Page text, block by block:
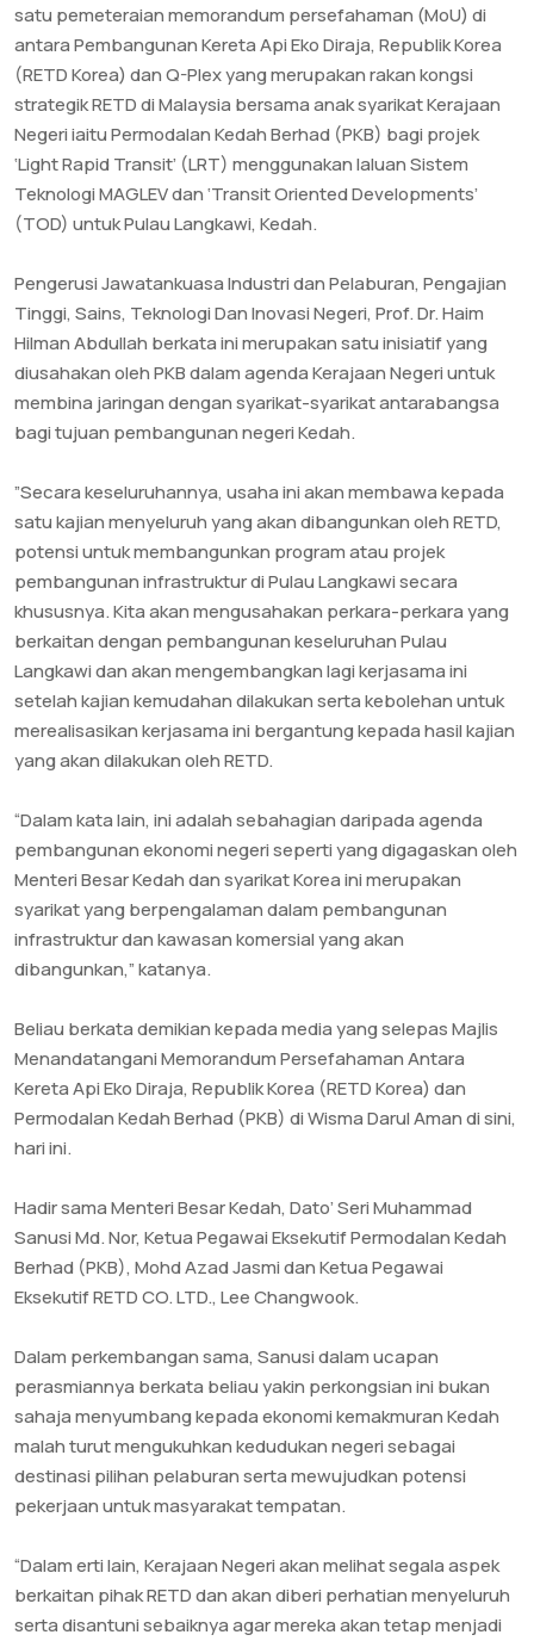
satu pemeteraian memorandum persefahaman (MoU) di
antara Pembangunan Kereta Api Eko Diraja, Republik Korea
(RETD Korea) dan Q-Plex yang merupakan rakan kongsi
strategik RETD di Malaysia bersama anak syarikat Kerajaan
Negeri iaitu Permodalan Kedah Berhad (PKB) bagi projek
‘Light Rapid Transit’ (LRT) menggunakan laluan Sistem
Teknologi MAGLEV dan ‘Transit Oriented Developments’
(TOD) untuk Pulau Langkawi, Kedah.
Pengerusi Jawatankuasa Industri dan Pelaburan, Pengajian
Tinggi, Sains, Teknologi Dan Inovasi Negeri, Prof. Dr. Haim
Hilman Abdullah berkata ini merupakan satu inisiatif yang
diusahakan oleh PKB dalam agenda Kerajaan Negeri untuk
membina jaringan dengan syarikat-syarikat antarabangsa
bagi tujuan pembangunan negeri Kedah.
”Secara keseluruhannya, usaha ini akan membawa kepada
satu kajian menyeluruh yang akan dibangunkan oleh RETD,
potensi untuk membangunkan program atau projek
pembangunan infrastruktur di Pulau Langkawi secara
khususnya. Kita akan mengusahakan perkara-perkara yang
berkaitan dengan pembangunan keseluruhan Pulau
Langkawi dan akan mengembangkan lagi kerjasama ini
setelah kajian kemudahan dilakukan serta kebolehan untuk
merealisasikan kerjasama ini bergantung kepada hasil kajian
yang akan dilakukan oleh RETD.
“Dalam kata lain, ini adalah sebahagian daripada agenda
pembangunan ekonomi negeri seperti yang digagaskan oleh
Menteri Besar Kedah dan syarikat Korea ini merupakan
syarikat yang berpengalaman dalam pembangunan
infrastruktur dan kawasan komersial yang akan
dibangunkan,” katanya.
Beliau berkata demikian kepada media yang selepas Majlis
Menandatangani Memorandum Persefahaman Antara
Kereta Api Eko Diraja, Republik Korea (RETD Korea) dan
Permodalan Kedah Berhad (PKB) di Wisma Darul Aman di sini,
hari ini.
Hadir sama Menteri Besar Kedah, Dato’ Seri Muhammad
Sanusi Md. Nor, Ketua Pegawai Eksekutif Permodalan Kedah
Berhad (PKB), Mohd Azad Jasmi dan Ketua Pegawai
Eksekutif RETD CO. LTD., Lee Changwook.
Dalam perkembangan sama, Sanusi dalam ucapan
perasmiannya berkata beliau yakin perkongsian ini bukan
sahaja menyumbang kepada ekonomi kemakmuran Kedah
malah turut mengukuhkan kedudukan negeri sebagai
destinasi pilihan pelaburan serta mewujudkan potensi
pekerjaan untuk masyarakat tempatan.
“Dalam erti lain, Kerajaan Negeri akan melihat segala aspek
berkaitan pihak RETD dan akan diberi perhatian menyeluruh
serta disantuni sebaiknya agar mereka akan tetap menjadi